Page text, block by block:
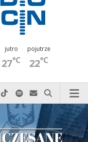
jutro
27°C
pojutrze
22°C
do nas zadzwoń
na Facebook-u
nas na X
Odwiedź nas na Instagram-ie
Odwiedź nas na TikTok-u
Szukaj nas na Spotify
Wyślij do nas
Szukaj